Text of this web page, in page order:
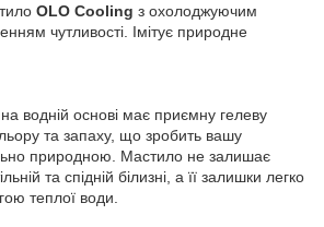
OLO Cooling з охолоджуючим
чутливості. Імітує природне
водній основі має приємну гелеву
та запаху, що зробить вашу
природною. Мастило не залишає
та спідній білизні, а її залишки легко
теплої води.